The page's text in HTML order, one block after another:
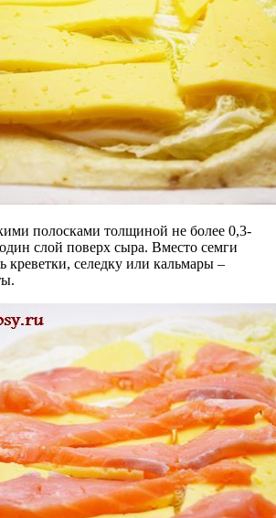
полосками толщиной не более 0,3-
слой поверх сыра. Вместо семги
креветки, селедку или кальмары –